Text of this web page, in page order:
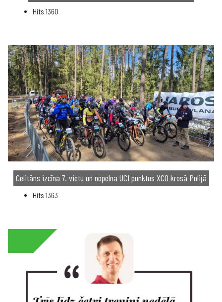
Hits 1360
Celitāns izcīna 7. vietu un nopelna UCI punktus XCO krosā Polijā
Hits 1363